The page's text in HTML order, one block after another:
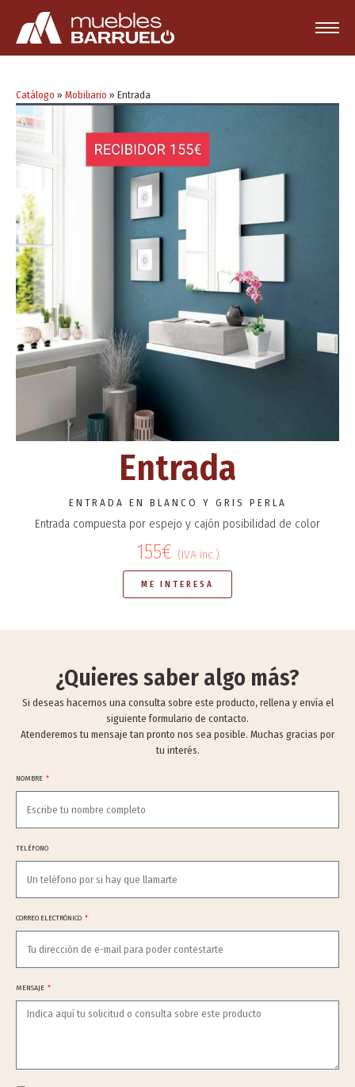
Catálogo » Mobiliario » Entrada
Entrada
ENTRADA EN BLANCO Y GRIS PERLA
Entrada compuesta por espejo y cajón posibilidad de color
155€ (IVA inc.)
ME INTERESA
¿Quieres saber algo más?
Si deseas hacernos una consulta sobre este producto, rellena y envía el
siguiente formulario de contacto.
Atenderemos tu mensaje tan pronto nos sea posible. Muchas gracias por
tu interés.
NOMBRE
TELÉFONO
CORREO ELECTRÓNICO
MENSAJE